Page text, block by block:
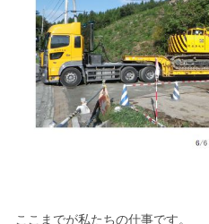
ここまでが私たちの仕事です。